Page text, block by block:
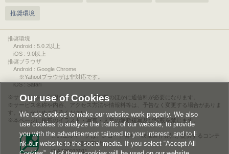
推奨環境
推奨環境
Android : 5.0.2以上
iOS : 9.0以上
推奨ブラウザ
Android : Google Chrome
※Yahoo!ブラウザは非対応です。
iOS : Safari
サービスをご利用されるには、情報料のほかに通信料が必要になります。
サービス名称や内容、アクセス方法や情報料等は、予告なく変更する場合がありま
す。あらかじめご了承ください。
本ページに掲載のイラスト・写真・文章の無断複写及び転載を禁じます。
このエルマークは、レコード会社・映像製作会社が提供するコンテ
ンツを示す登録商標です。
RIAJ00013011
Our use of Cookies
We use cookies to make our website work properly. We also
use cookies to analyze the traffic of our website, to provide
you with the advertisement tailored to your interest, and to li
nk our website to the social media. If you select “Accept All